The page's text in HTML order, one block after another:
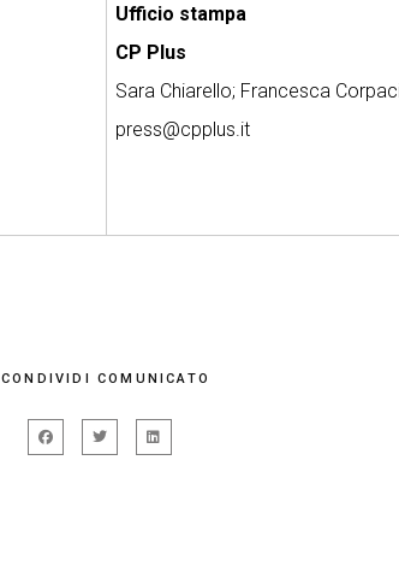
Ufficio stampa
CP Plus
Sara Chiarello; Francesca
press@cpplus.it
CONDIVIDI COMUNICATO